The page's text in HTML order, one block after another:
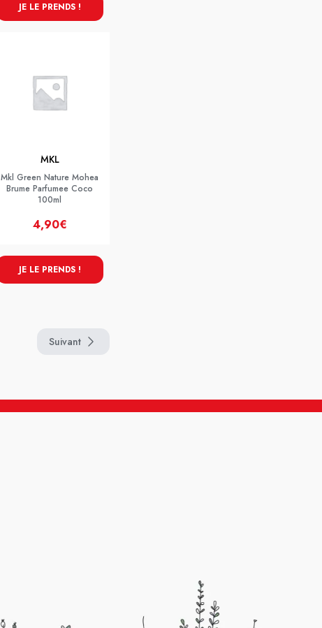
JE LE PRENDS !
MKL
Mkl Green Nature Mohea
Brume Parfumee Coco
100ml
4,90€
JE LE PRENDS !
Suivant